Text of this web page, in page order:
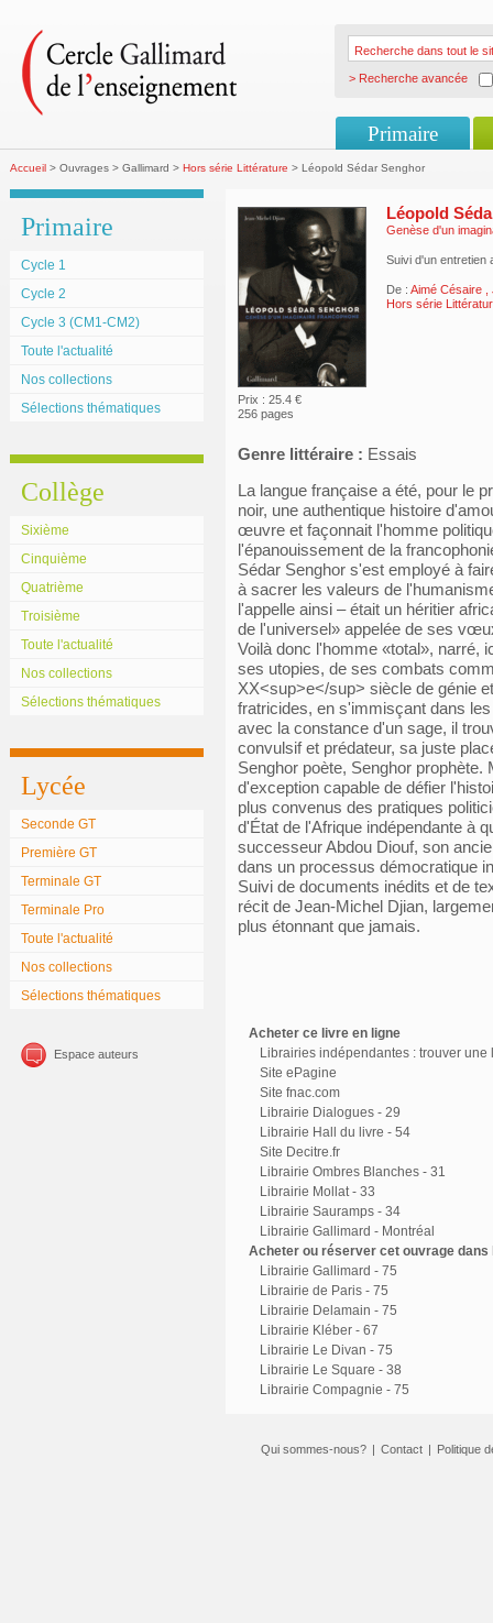
> Recherche avancée
Primaire
Accueil > Ouvrages > Gallimard > Hors série Littérature > Léopold Sédar Senghor
Primaire
Cycle 1
Cycle 2
Cycle 3 (CM1-CM2)
Toute l'actualité
Nos collections
Sélections thématiques
Collège
Sixième
Cinquième
Quatrième
Troisième
Toute l'actualité
Nos collections
Sélections thématiques
Lycée
Seconde GT
Première GT
Terminale GT
Terminale Pro
Toute l'actualité
Nos collections
Sélections thématiques
Espace auteurs
Prix : 25.4 €
256 pages
Léopold
Genèse d'un
Suivi d'un entretien
De : Aimé Césaire
Hors série
Genre littéraire : Essais
La langue française a été, pour le
noir, une authentique histoire
œuvre et façonnait l'homme
l'épanouissement de la
Sédar Senghor s'est employé à
à sacrer les valeurs de
l'appelle ainsi – était un héritier
de l'universel» appelée de ses
Voilà donc l'homme «total», narré,
ses utopies, de ses combats
XX<sup>e</sup> siècle de génie
fratricides, en s'immisçant dans
avec la constance d'un sage, il
convulsif et prédateur, sa juste
Senghor poète, Senghor
d'exception capable de défier
plus convenus des pratiques
d'État de l'Afrique indépendante à
successeur Abdou Diouf, son
dans un processus démocratique
Suivi de documents inédits et de
récit de Jean-Michel Djian,
plus étonnant que jamais.
Acheter ce livre en ligne
Librairies indépendantes : trouver une
Site ePagine
Site fnac.com
Librairie Dialogues - 29
Librairie Hall du livre - 54
Site Decitre.fr
Librairie Ombres Blanches - 31
Librairie Mollat - 33
Librairie Sauramps - 34
Librairie Gallimard - Montréal
Acheter ou réserver cet ouvrage
Librairie Gallimard - 75
Librairie de Paris - 75
Librairie Delamain - 75
Librairie Kléber - 67
Librairie Le Divan - 75
Librairie Le Square - 38
Librairie Compagnie - 75
Qui sommes-nous? | Contact | Politique